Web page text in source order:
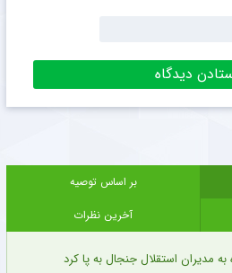
بر اساس توصیه
آخرین نظرات
مدیران استقلال جنجال به پا کرد